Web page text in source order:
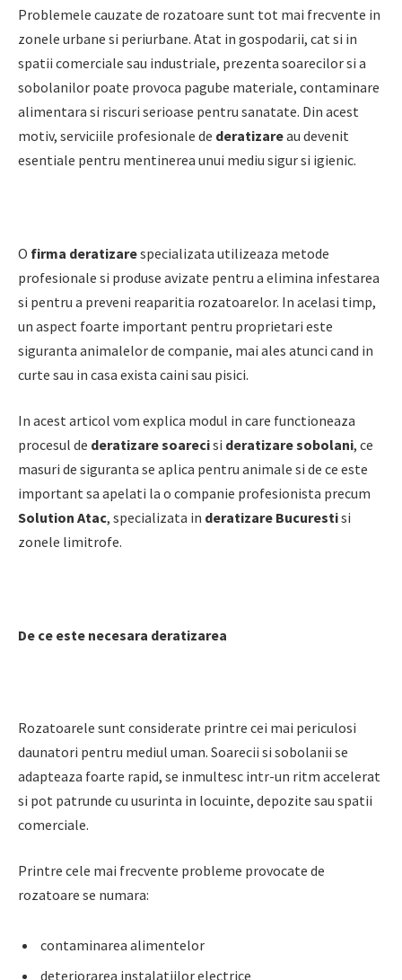
Problemele cauzate de rozatoare sunt tot mai frecvente in
zonele urbane si periurbane. Atat in gospodarii, cat si in
spatii comerciale sau industriale, prezenta soarecilor si a
sobolanilor poate provoca pagube materiale, contaminare
alimentara si riscuri serioase pentru sanatate. Din acest
motiv, serviciile profesionale de deratizareau devenit
esentiale pentru mentinerea unui mediu sigur si igienic.
O firma deratizarespecializata utilizeaza metode
profesionale si produse avizate pentru a elimina infestarea
si pentru a preveni reaparitia rozatoarelor. In acelasi timp,
un aspect foarte important pentru proprietari este
siguranta animalelor de companie, mai ales atunci cand in
curte sau in casa exista caini sau pisici.
In acest articol vom explica modul in care functioneaza
procesul de deratizare soarecisi deratizare sobolani, ce
masuri de siguranta se aplica pentru animale si de ce este
important sa apelati la o companie profesionista precum
Solution Atac, specializata in deratizare Bucurestisi
zonele limitrofe.
De ce este necesara deratizarea
Rozatoarele sunt considerate printre cei mai periculosi
daunatori pentru mediul uman. Soarecii si sobolanii se
adapteaza foarte rapid, se inmultesc intr-un ritm accelerat
si pot patrunde cu usurinta in locuinte, depozite sau spatii
comerciale.
Printre cele mai frecvente probleme provocate de
rozatoare se numara:
contaminarea alimentelor
deteriorarea instalatiilor electrice